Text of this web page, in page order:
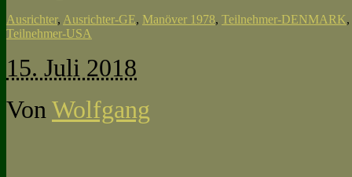
Ausrichter, Ausrichter-GE, Manöver 1978, Teilnehmer-DENMARK,
Teilnehmer-USA
15. Juli 2018
Von Wolfgang